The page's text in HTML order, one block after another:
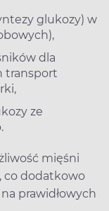
glukozy) w
dla
transport
ze
mięśni
co dodatkowo
prawidłowych